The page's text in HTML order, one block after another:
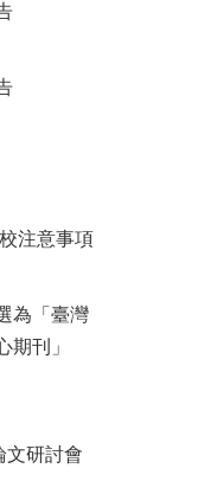
注意事項
為「臺灣
期刊」
文研討會